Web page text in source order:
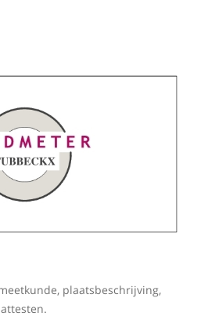
plaatsbeschrijving,